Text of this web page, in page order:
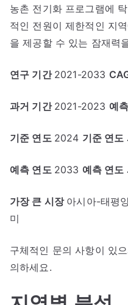
농촌 전기화 프로그램에
적인 전원이 제한적인 지
을 제공할 수 있는 잠재력
연구 기간 2021-2033
과거 기간 2021-2023 예
기준 연도 2024 기준 연도
예측 연도 2033 예측 연도
가장 큰 시장 아시아-태평
미
구체적인 문의 사항이 있
의하세요.